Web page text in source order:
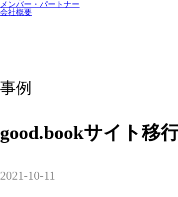
メンバー・パートナー
会社概要
事例
good.bookサイト移
2021-10-11